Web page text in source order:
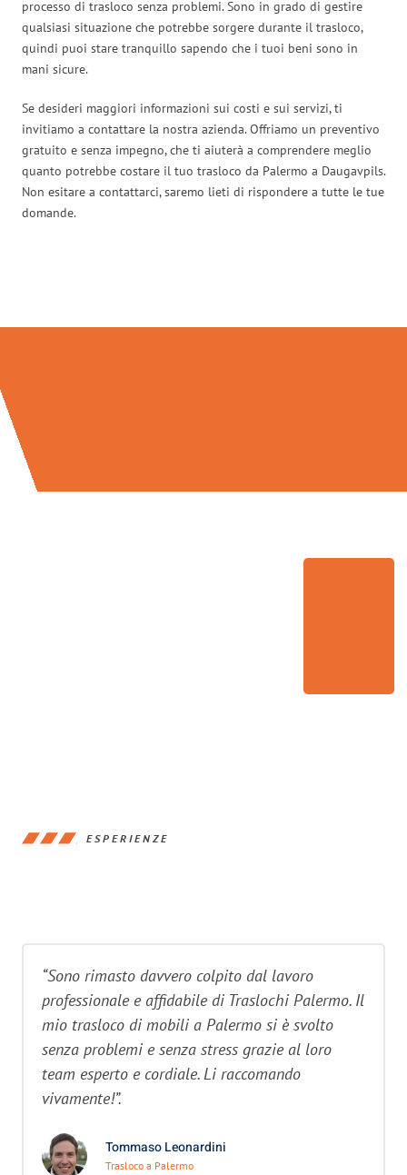
processo di trasloco senza problemi. Sono in grado di gestire
qualsiasi situazione che potrebbe sorgere durante il trasloco,
quindi puoi stare tranquillo sapendo che i tuoi beni sono in
mani sicure.
Se desideri maggiori informazioni sui costi e sui servizi, ti
invitiamo a contattare la nostra azienda. Offriamo un preventivo
gratuito e senza impegno, che ti aiuterà a comprendere meglio
quanto potrebbe costare il tuo trasloco da Palermo a Daugavpils.
Non esitare a contattarci, saremo lieti di rispondere a tutte le tue
domande.
ESPERIENZE
“Sono rimasto davvero colpito dal lavoro
professionale e affidabile di Traslochi Palermo. Il
mio trasloco di mobili a Palermo si è svolto
senza problemi e senza stress grazie al loro
team esperto e cordiale. Li raccomando
vivamente!”.
Tommaso Leonardini
Trasloco a Palermo